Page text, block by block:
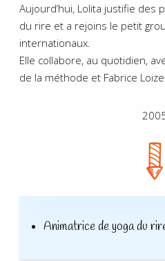
Aujourd’hui, Lolita justifie des
du rire et a rejoins le petit
internationaux.
Elle collabore, au quotidien,
de la méthode et Fabrice
Animatrice de yoga du